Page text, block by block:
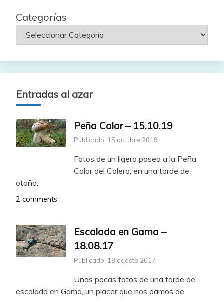
Categorías
Entradas al azar
Peña Calar – 15.10.19
Publicado: 15 octubre 2019
Fotos de un ligero paseo a la Peña
Calar del Calero, en una tarde de
otoño.
2 comments
Escalada en Gama –
18.08.17
Publicado: 18 agosto 2017
Unas pocas fotos de una tarde de
escalada en Gama, un placer que nos damos de